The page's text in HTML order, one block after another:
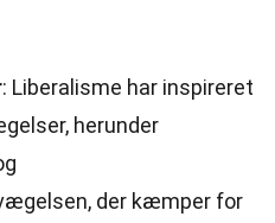
: Liberalisme har inspireret
herunder
der kæmper for